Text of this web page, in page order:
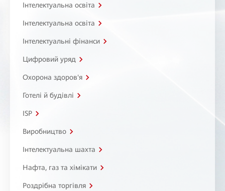
Інтелектуальна освіта
Інтелектуальна освіта
Інтелектуальні фінанси
Цифровий уряд
Охорона здоров'я
Готелі й будівлі
ISP
Виробництво
Інтелектуальна шахта
Нафта, газ та хімікати
Роздрібна торгівля